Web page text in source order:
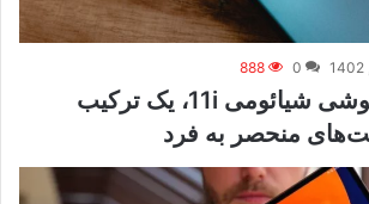
0
888
نقد و بررسی گوشی شیائومی 11i، یک ترکیب
منحصر به فرد